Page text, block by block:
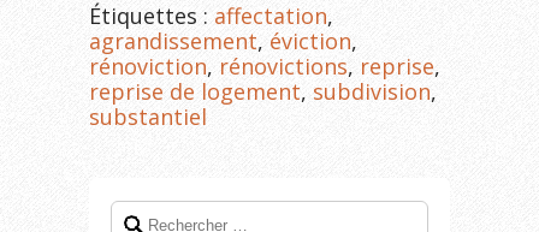
Étiquettes : affectation,
agrandissement, éviction,
rénoviction, rénovictions, reprise,
reprise de logement, subdivision,
substantiel